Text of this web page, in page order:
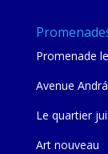
Promenade
Avenue
Le quartier
Art nouveau